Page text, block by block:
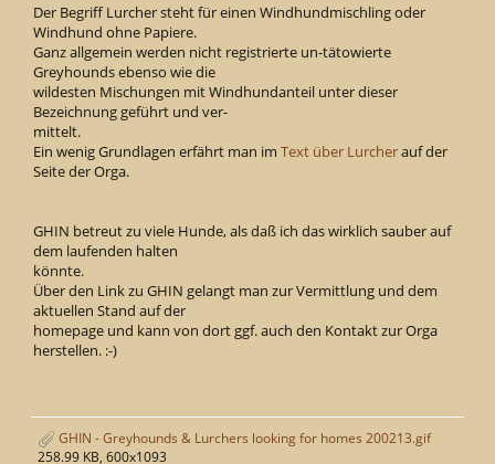
Der Begriff Lurcher steht für einen Windhundmischling oder
Windhund ohne Papiere.
Ganz allgemein werden nicht registrierte un-tätowierte
Greyhounds ebenso wie die
wildesten Mischungen mit Windhundanteil unter dieser
Bezeichnung geführt und ver-
mittelt.
Ein wenig Grundlagen erfährt man im Text über Lurcherauf der
Seite der Orga.
GHIN betreut zu viele Hunde, als daß ich das wirklich sauber auf
dem laufenden halten
könnte.
Über den Link zu GHIN gelangt man zur Vermittlung und dem
aktuellen Stand auf der
homepage und kann von dort ggf. auch den Kontakt zur Orga
herstellen. :-)
GHIN - Greyhounds & Lurchers looking for homes 200213.gif
258.99 KB, 600x1093